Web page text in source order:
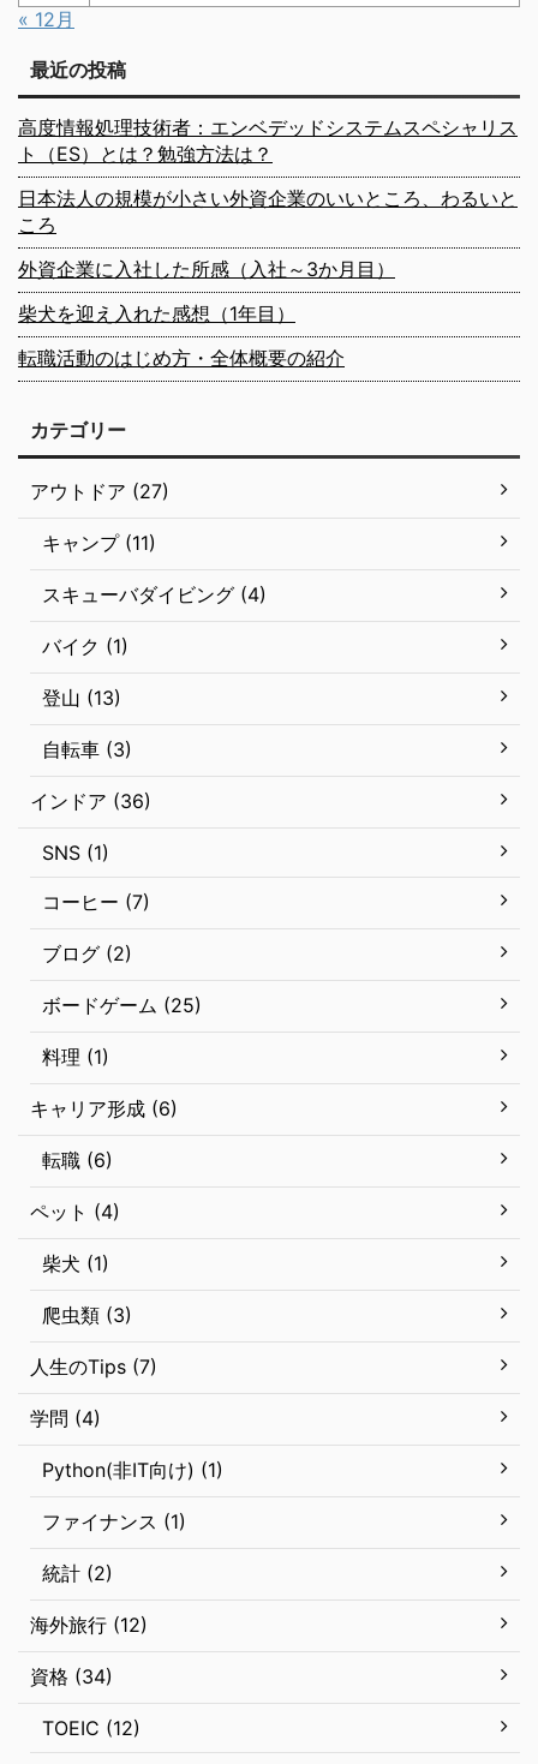
« 12月
最近の投稿
高度情報処理技術者：エンベデッドシステムスペシャリス
ト（ES）とは？勉強方法は？
日本法人の規模が小さい外資企業のいいところ、わるいと
ころ
外資企業に入社した所感（入社～3か月目）
柴犬を迎え入れた感想（1年目）
転職活動のはじめ方・全体概要の紹介
カテゴリー
アウトドア (27)
キャンプ (11)
スキューバダイビング (4)
バイク (1)
登山 (13)
自転車 (3)
インドア (36)
SNS (1)
コーヒー (7)
ブログ (2)
ボードゲーム (25)
料理 (1)
キャリア形成 (6)
転職 (6)
ペット (4)
柴犬 (1)
爬虫類 (3)
人生のTips (7)
学問 (4)
Python(非IT向け) (1)
ファイナンス (1)
統計 (2)
海外旅行 (12)
資格 (34)
TOEIC (12)